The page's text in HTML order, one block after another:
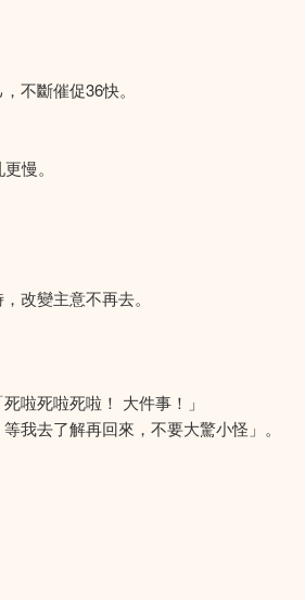
不斷催促36快。
慢。
改變主意不再去。
啦死啦死啦！ 大件事！」
我去了解再回來，不要大驚小怪」。